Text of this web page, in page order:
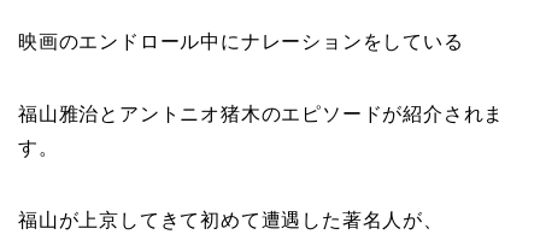
映画のエンドロール中にナレーションをしている
福山雅治とアントニオ猪木のエピソードが紹介されま
す。
福山が上京してきて初めて遭遇した著名人が、